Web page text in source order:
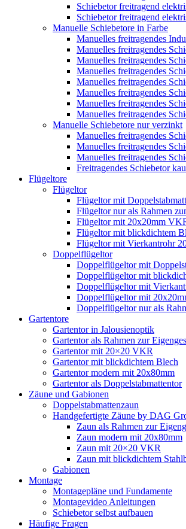
Schiebetor freitragend
Schiebetor freitragend
Manuelle Schiebetore in Farbe
Manuelles freitragendes
Manuelles freitragendes
Manuelles freitragendes
Manuelles freitragendes
Manuelles freitragendes
Manuelles freitragendes
Manuelles freitragendes
Manuelles freitragendes
Manuelle Schiebetore nur verzinkt
Manuelles freitragendes
Manuelles freitragendes
Manuelles freitragendes
Freitragendes Schiebetor
Flügeltore
Flügeltor
Flügeltor mit
Flügeltor nur als Rahmen
Flügeltor mit 20x20mm
Flügeltor mit blickdichtem
Flügeltor mit Vierkantrohr
Doppelflügeltor
Doppelflügeltor mit
Doppelflügeltor mit
Doppelflügeltor mit
Doppelflügeltor mit
Doppelflügeltor nur als
Gartentore
Gartentor in Jalousienoptik
Gartentor als Rahmen zur
Gartentor mit 20×20 VKR
Gartentor mit blickdichtem Blech
Gartentor modern mit 20x80mm
Gartentor als Doppelstabmattentor
Zäune und Gabionen
Doppelstabmattenzaun
Handgefertigte Zäune by DAG
Zaun als Rahmen zur
Zaun modern mit 20x80mm
Zaun mit 20×20 VKR
Zaun mit blickdichtem
Gabionen
Montage
Montagepläne und Fundamente
Montagevideo Anleitungen
Schiebetor selbst aufbauen
Häufige Fragen